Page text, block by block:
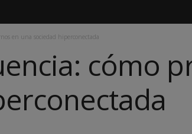
en una sociedad hiperconectada
cómo